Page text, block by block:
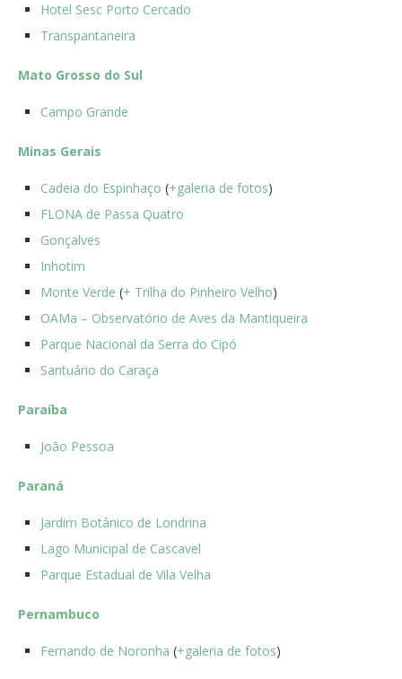
Hotel Sesc Porto Cercado
Transpantaneira
Mato Grosso do Sul
Campo Grande
Minas Gerais
Cadeia do Espinhaço (+galeria de fotos)
FLONA de Passa Quatro
Gonçalves
Inhotim
Monte Verde (+ Trilha do Pinheiro Velho)
OAMa – Observatório de Aves da Mantiqueira
Parque Nacional da Serra do Cipó
Santuário do Caraça
Paraíba
João Pessoa
Paraná
Jardim Botânico de Londrina
Lago Municipal de Cascavel
Parque Estadual de Vila Velha
Pernambuco
Fernando de Noronha (+galeria de fotos)